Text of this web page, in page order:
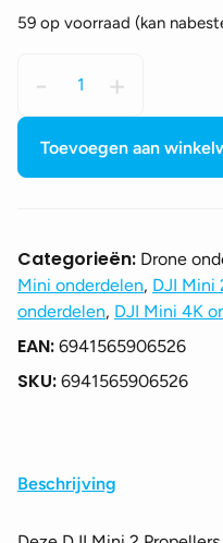
59 op voorraad (kan
-
Mini
2
Propellers
aantal
+
Toevoegen aan
Categorieën: Drone
Mini onderdelen, DJI Mini
onderdelen, DJI Mini 4K
EAN: 6941565906526
SKU: 6941565906526
Beschrijving